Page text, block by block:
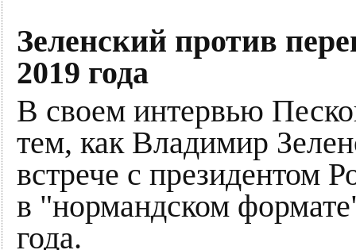
Зеленский против
2019 года
В своем интервью
тем, как Владимир
встрече с президентом
в "нормандском
года.